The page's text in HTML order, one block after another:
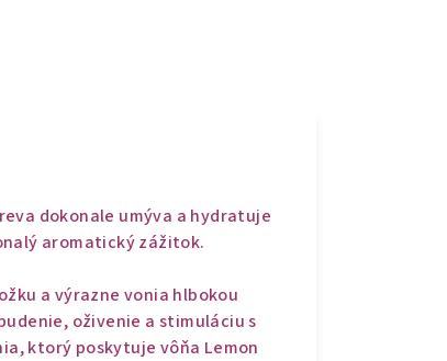
dokonale umýva a hydratuje
aromatický zážitok.
a výrazne vonia hlbokou
oživenie a stimuláciu s
ktorý poskytuje vôňa Lemon